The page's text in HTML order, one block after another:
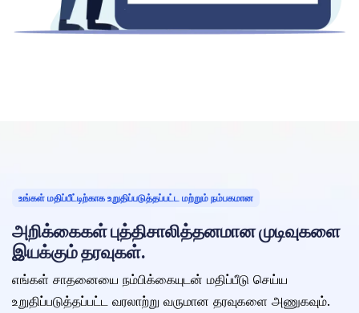
உங்கள் மதிப்பீட்டிற்காக உறுதிப்படுத்தப்பட்ட மற்றும் நம்பகமான
அறிக்கைகள் புத்திசாலித்தனமான முடிவுகளை
இயக்கும் தரவுகள்.
எங்கள் சாதனையை நம்பிக்கையுடன் மதிப்பீடு செய்ய
உறுதிப்படுத்தப்பட்ட வரலாற்று வருமான தரவுகளை அணுகவும்.